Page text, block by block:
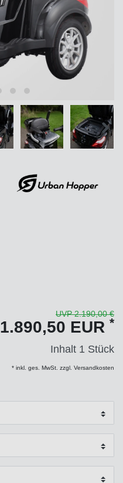
UVP 2.190,00 €
1.890,50 EUR *
Inhalt 1 Stück
* inkl. ges. MwSt. zzgl. Versandkosten